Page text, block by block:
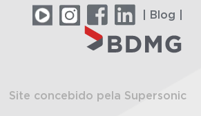
| Blog |
Site concebido pela Supersonic